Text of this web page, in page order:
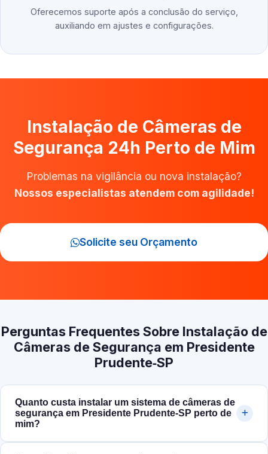
Oferecemos suporte após a conclusão do serviço,
auxiliando em ajustes e configurações.
Instalação de Câmeras de
Segurança 24h Perto de Mim
Problemas na vigilância ou nova instalação?
Nossos especialistas atendem com agilidade!
Solicite seu Orçamento
Perguntas Frequentes Sobre Instalação de
Câmeras de Segurança em Presidente
Prudente‑SP
Quanto custa instalar um sistema de câmeras de
segurança em Presidente Prudente‑SP perto de
mim?